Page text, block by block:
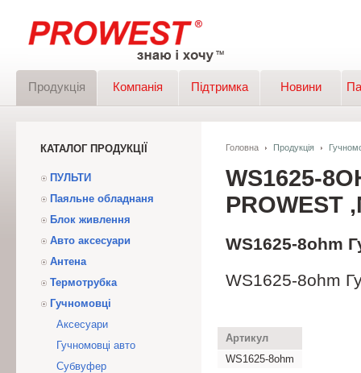
Продукція Компанія Підтримка Новини
КАТАЛОГ ПРОДУКЦІЇ
ПУЛЬТИ
Паяльне обладнаня
Блок живлення
Авто аксесуари
Антена
Термотрубка
Гучномовці
Аксесуари
Гучномовці авто
Субвуфер
Головна Продукція
WS1625-
PROWEST
WS1625-8ohm
WS1625-8ohm
Артикул
WS1625-8ohm